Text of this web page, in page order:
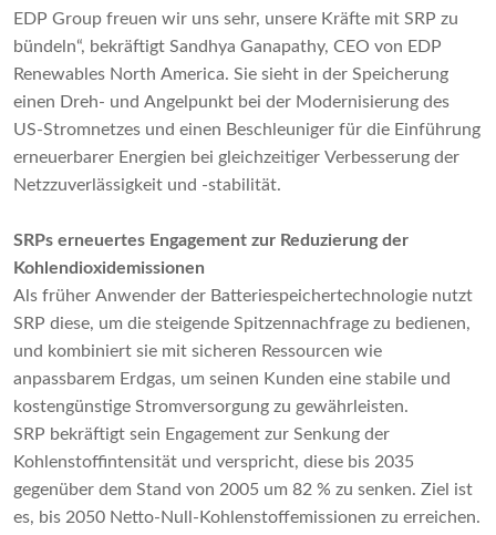
EDP Group freuen wir uns sehr, unsere Kräfte mit SRP zu
bündeln“, bekräftigt Sandhya Ganapathy, CEO von EDP
Renewables North America. Sie sieht in der Speicherung
einen Dreh- und Angelpunkt bei der Modernisierung des
US-Stromnetzes und einen Beschleuniger für die Einführung
erneuerbarer Energien bei gleichzeitiger Verbesserung der
Netzzuverlässigkeit und -stabilität.
SRPs erneuertes Engagement zur Reduzierung der
Kohlendioxidemissionen
Als früher Anwender der Batteriespeichertechnologie nutzt
SRP diese, um die steigende Spitzennachfrage zu bedienen,
und kombiniert sie mit sicheren Ressourcen wie
anpassbarem Erdgas, um seinen Kunden eine stabile und
kostengünstige Stromversorgung zu gewährleisten.
SRP bekräftigt sein Engagement zur Senkung der
Kohlenstoffintensität und verspricht, diese bis 2035
gegenüber dem Stand von 2005 um 82 % zu senken. Ziel ist
es, bis 2050 Netto-Null-Kohlenstoffemissionen zu erreichen.